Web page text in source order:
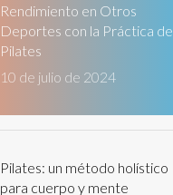
Rendimiento en Otros
Deportes con la Práctica de
Pilates
10 de julio de 2024
Pilates: un método holístico
para cuerpo y mente